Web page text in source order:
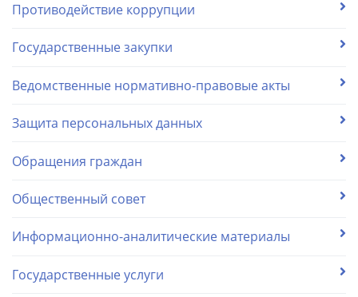
Противодействие коррупции
Государственные закупки
Ведомственные нормативно-правовые акты
Защита персональных данных
Обращения граждан
Общественный совет
Информационно-аналитические материалы
Государственные услуги